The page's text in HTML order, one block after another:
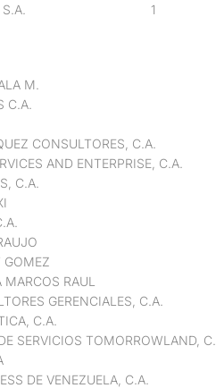
1
M.
C.A.
CONSULTORES, C.A.
AND ENTERPRISE, C.A.
C.A.
GOMEZ
RAUL
GERENCIALES, C.A.
C.A.
SERVICIOS TOMORROWLAND,
DE VENEZUELA, C.A.